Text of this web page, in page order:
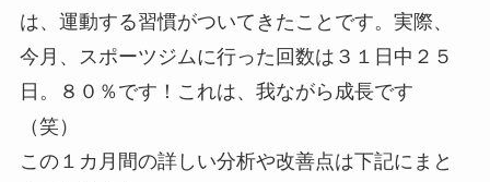
は、運動する習慣がついてきたことです。実際、
今月、スポーツジムに行った回数は３１日中２５
日。８０％です！これは、我ながら成長です
（笑）
この１カ月間の詳しい分析や改善点は下記にまと